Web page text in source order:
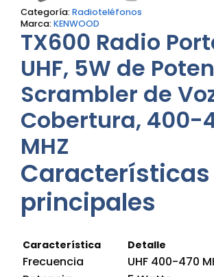
Categoría: Radioteléfonos
Marca: KENWOOD
TX600 Radio
UHF, 5W de
Scrambler de
Cobertura, 400-
MHZ
Características
principales
Característica Detalle
Frecuencia
UHF 400-470